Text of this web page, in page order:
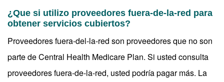
¿Que si utilizo proveedores fuera-de-la-red para
obtener servicios cubiertos?
Proveedores fuera-del-la-red son proveedores que no son
parte de Central Health Medicare Plan. Si usted consulta
proveedores fuera-de-la-red, usted podría pagar más. La